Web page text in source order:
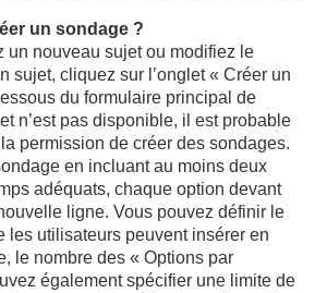
un sondage ?
un nouveau sujet ou modifiez le
sujet, cliquez sur l’onglet « Créer un
du formulaire principal de
n’est pas disponible, il est probable
permission de créer des sondages.
en incluant au moins deux
adéquats, chaque option devant
ligne. Vous pouvez définir le
les utilisateurs peuvent insérer en
le nombre des « Options par
également spécifier une limite de